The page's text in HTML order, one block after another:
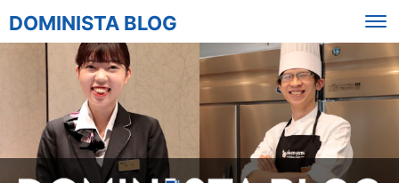
DOMINISTA BLOG